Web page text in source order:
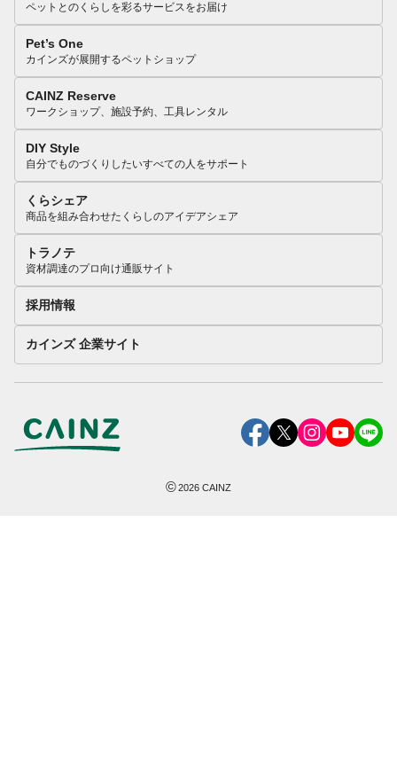
ペットとのくらしを彩るサービスをお届け
Pet’s One
カインズが展開するペットショップ
CAINZ Reserve
ワークショップ、施設予約、工具レンタル
DIY Style
自分でものづくりしたいすべての人をサポート
くらシェア
商品を組み合わせたくらしのアイデアシェア
トラノテ
資材調達のプロ向け通販サイト
採用情報
カインズ 企業サイト
©2026 CAINZ